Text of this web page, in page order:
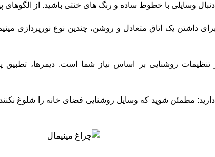
وسایلی با خطوط ساده و رنگ های خنثی باشید. از الگوهای
برای داشتن یک اتاق متعادل و روشن، چندین نوع نورپردازی
تنظیمات روشنایی بر اساس نیاز شما است. دیمرها،
مطمئن شوید که وسایل روشنایی فضای خانه را شلوغ نکنند.